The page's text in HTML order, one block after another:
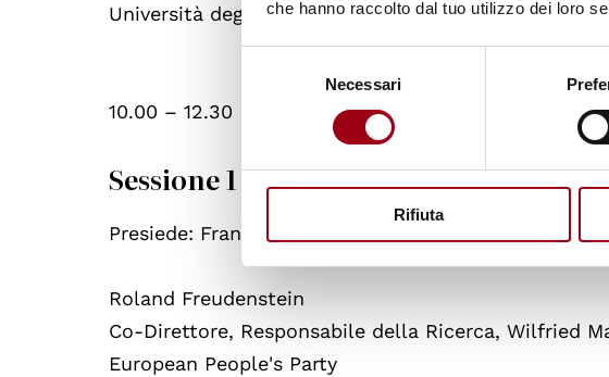
che hanno raccolto dal tuo utilizzo dei loro
Necessari
Rifiuta
Università degli Studi di Catania
10.00 – 12.30
Sessione 1 – Verso le elezioni 2014
Presiede: Francesco Velo, Università degli Studi di
Roland Freudenstein
Co-Direttore, Responsabile della Ricerca, Wilfried
European People's Party